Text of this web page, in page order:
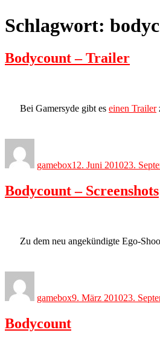
Schlagwort:
Bodycount – Trailer
Bei Gamersyde gibt es einen Trailer
gamebox12. Juni 201023.
Bodycount – Screenshots
Zu dem neu angekündigte Ego-
gamebox9. März 201023.
Bodycount